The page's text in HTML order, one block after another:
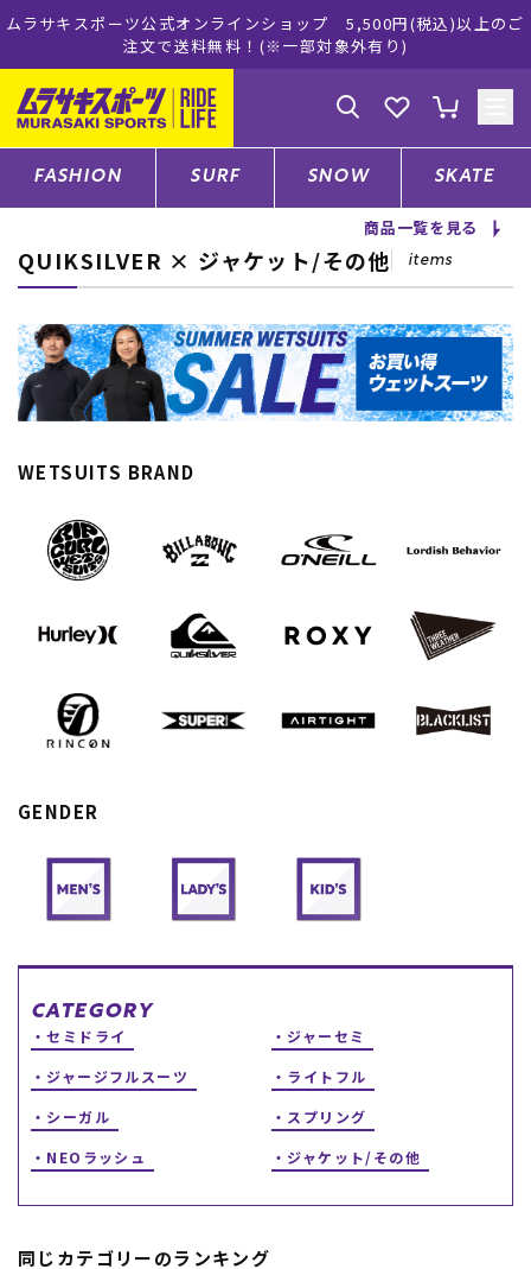
ンショップ 5,500円(税込)以上のご
！(※一部対象外有り)
ムラサキスポーツ公式オン
ゲスト様
ログイン 会員登録
店舗一覧
CATEGORY
スノーTOP
スケートTOP
ブランド一覧
RIDE LIFE MAGAZINE一
スタッフスナップ
中古/アウトレット サー
中古/アウトレット スノ
店頭受取サービス
アフターサポート
下取り保証について
店舗一覧
FASHION SURF SNOW SKATE
商品一覧を見る
QUIKSILVER × ジャケット/その他 items
WETSUITS BRAND
GENDER
CATEGORY
セミドライ
ジャーセミ
ジャージフルスーツ
ライトフル
シーガル
スプリング
NEOラッシュ
ジャケット/その他
同じカテゴリーのランキング